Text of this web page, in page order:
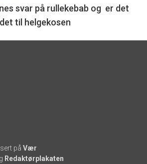
svar på rullekebab og er det
til helgekosen
på Vær
Redaktørplakaten